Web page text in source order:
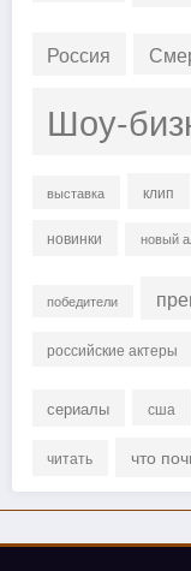
Россия
Шоу-
выставка клип
новинки новый
победители
российские актеры
сериалы сша
читать что